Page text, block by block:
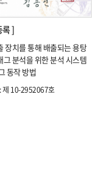
록 ]
장치를 통해 배출되는 용탕
그 분석을 위한​ 분석 시스템
동작 방법
제 10-2952067호​